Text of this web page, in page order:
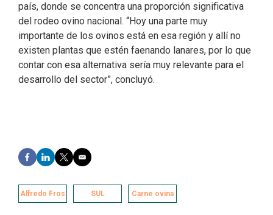
país, donde se concentra una proporción significativa
del rodeo ovino nacional. “Hoy una parte muy
importante de los ovinos está en esa región y allí no
existen plantas que estén faenando lanares, por lo que
contar con esa alternativa sería muy relevante para el
desarrollo del sector”, concluyó.
F
a
e
b
L
i
k
e
T
w
t
t
E
m
l
Alfredo Fros SUL Carne ovina